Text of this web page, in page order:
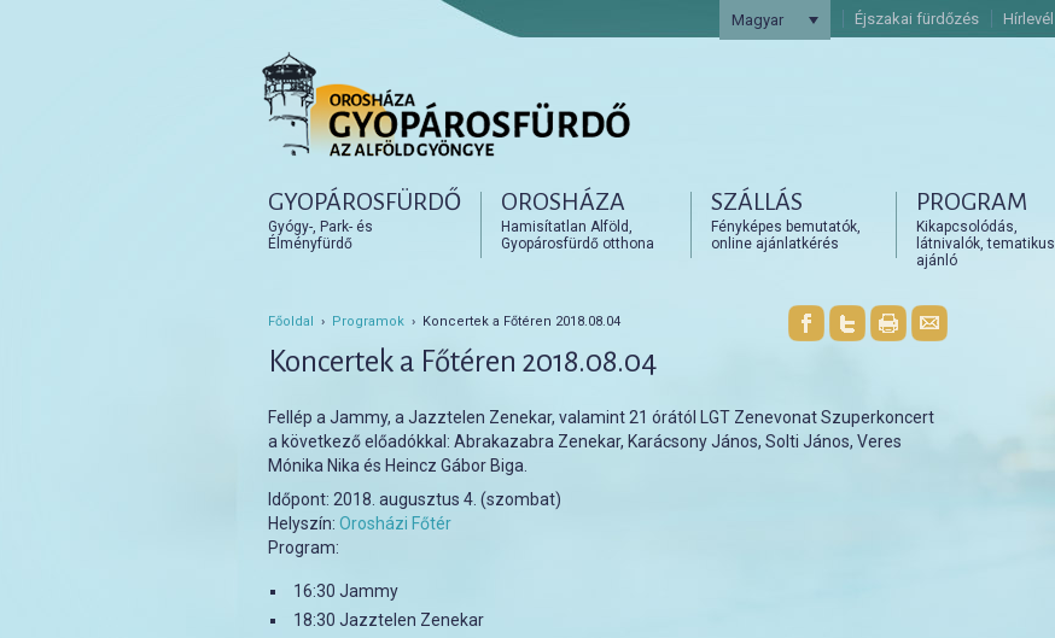
Magyar Éjszakai fürdőzés Hírlevél
Tovább az elsődleges tartalomra
Tovább a másodlagos tartalomra
GYOPÁROSFÜRDŐ
Gyógy-, Park- és
Élményfürdő
OROSHÁZA
Hamisítatlan Alföld,
Gyopárosfürdő otthona
SZÁLLÁS
Fényképes bemutatók,
online ajánlatkérés
PROGRAM
Kikapcsolódás,
látnivalók, tematikus
ajánló
Főoldal › Programok › Koncertek a Főtéren 2018.08.04
Koncertek a Főtéren 2018.08.04
Fellép a Jammy, a Jazztelen Zenekar, valamint 21 órától LGT Zenevonat Szuperkoncert
a következő előadókkal: Abrakazabra Zenekar, Karácsony János, Solti János, Veres
Mónika Nika és Heincz Gábor Biga.
Időpont: 2018. augusztus 4. (szombat)
Helyszín: Orosházi Főtér
Program:
16:30 Jammy
18:30 Jazztelen Zenekar